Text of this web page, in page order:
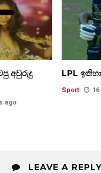
අවුරුදු
ago
LPL
Sport
LEAVE A REPLY